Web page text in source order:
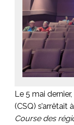
Le 5 mai
(CSQ) s’arrêtait
Course des